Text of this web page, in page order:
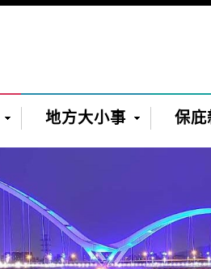
地方大小事 保庇